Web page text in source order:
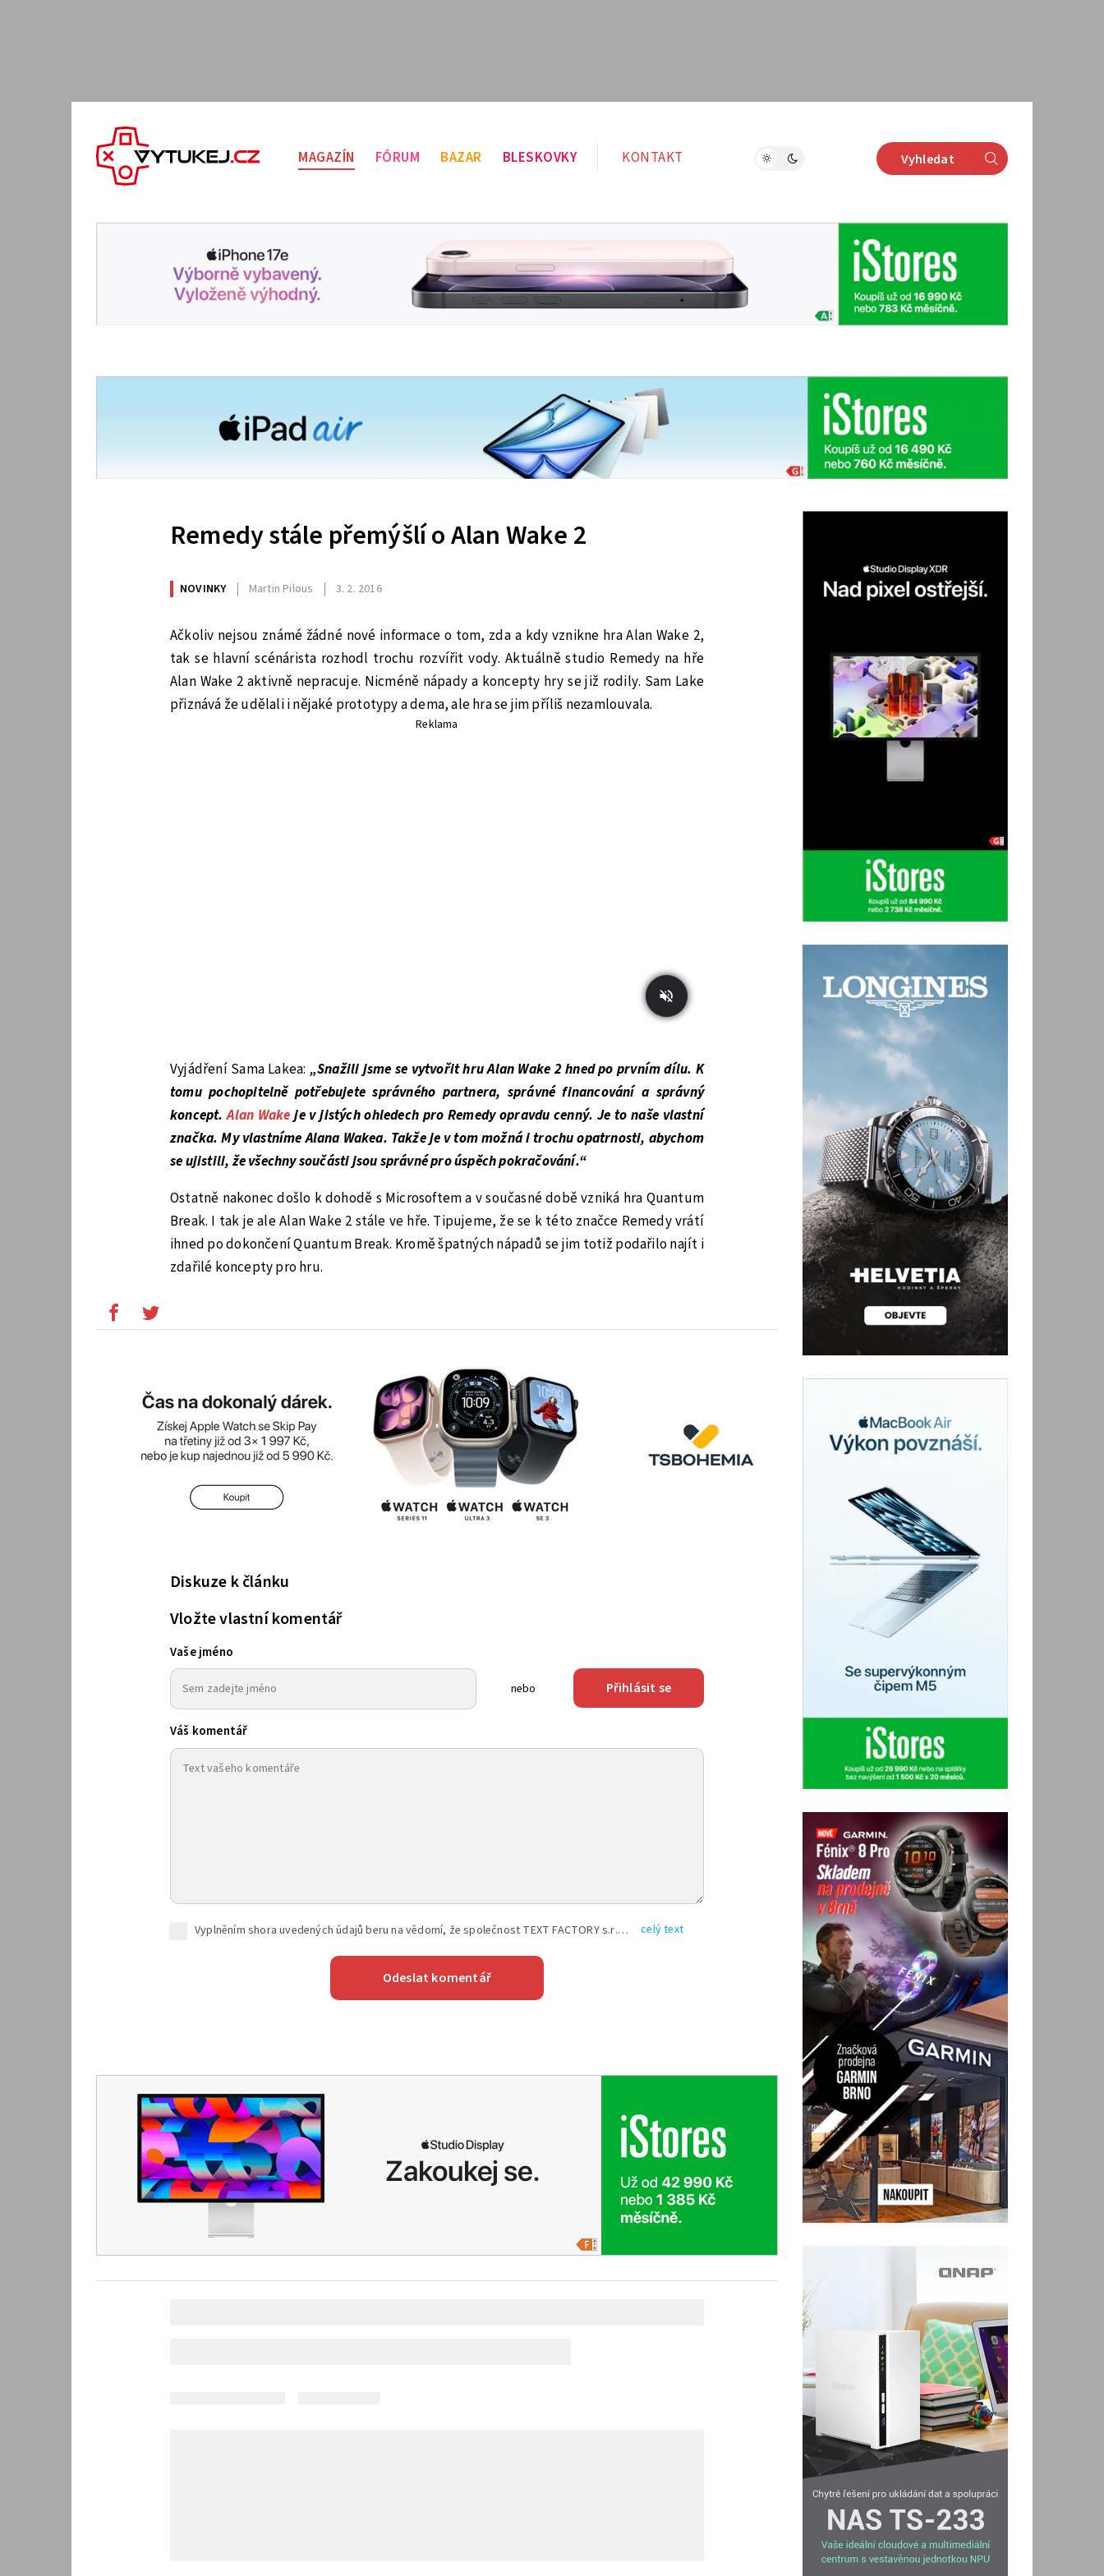
MAGAZÍN FÓRUM BAZAR BLESKOVKY KONTAKT Vyhledat
Remedy stále přemýšlí o Alan Wake 2
NOVINKY Martin Pilous 3. 2. 2016
Ačkoliv nejsou známé žádné nové informace o tom, zda a kdy vznikne hra Alan Wake 2,
tak se hlavní scénárista rozhodl trochu rozvířit vody. Aktuálně studio Remedy na hře
Alan Wake 2 aktivně nepracuje. Nicméně nápady a koncepty hry se již rodily. Sam Lake
přiznává že udělali i nějaké prototypy a dema, ale hra se jim příliš nezamlouvala.
Reklama
Vyjádření Sama Lakea: „Snažili jsme se vytvořit hru Alan Wake 2 hned po prvním dílu. K
tomu pochopitelně potřebujete správného partnera, správné financování a správný
koncept.Alan Wakeje v jistých ohledech pro Remedy opravdu cenný. Je to naše vlastní
značka. My vlastníme Alana Wakea. Takže je v tom možná i trochu opatrnosti, abychom
se ujistili, že všechny součásti jsou správné pro úspěch pokračování.“
Ostatně nakonec došlo k dohodě s Microsoftem a v současné době vzniká hra Quantum
Break. I tak je ale Alan Wake 2 stále ve hře. Tipujeme, že se k této značce Remedy vrátí
ihned po dokončení Quantum Break. Kromě špatných nápadů se jim totiž podařilo najít i
zdařilé koncepty pro hru.
Diskuze k článku
Vložte vlastní komentář
Vaše jméno
nebo Přihlásit se
Váš komentář
Vyplněním shora uvedených údajů beru na vědomí, že společnost TEXT FACTORY s.r.o., sídlem Brno, Durďákova 336/29, Černá Pole, PSČ: 613 00, IČ: 06157831, zapsané u Krajského soudu v Brně, oddíl C, vložka 100399, bude zpracovávat mé osobní údaje uvedené v rámci mnou vyplněného registračního formuláře na základě oprávněných zájmů TEXT FACTORY s.r.o. dle čl. 6 odst. 1 písm. f) GDPR a pro splnění právních povinností (čl. 6 odst. 1 písm. c) GDPR), a to pro tyto účely: nezbytnost zajistit oprávnění návštěvníka webových stránek provozovaných společností TEXT FACTORY s.r.o. přispívat aktivně ke zveřejněným článkům nebo v rámci diskusních fór a výkon práv TEXT FACTORY s.r.o. jako administrátora těchto diskusních fór. Více informací o zpracování osobních údajů a právech lze nalézt v celý text